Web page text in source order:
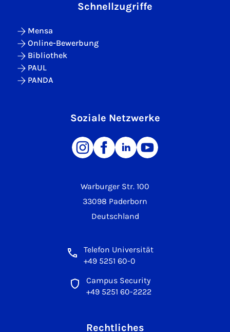
Warburger Str. 100
33098 Paderborn
Deutschland
Telefon Universität
+49 5251 60-0
Campus Security
+49 5251 60-2222
Schnellzugriffe
Mensa
Online-Bewerbung
Bibliothek
PAUL
PANDA
Soziale Netzwerke
Rechtliches